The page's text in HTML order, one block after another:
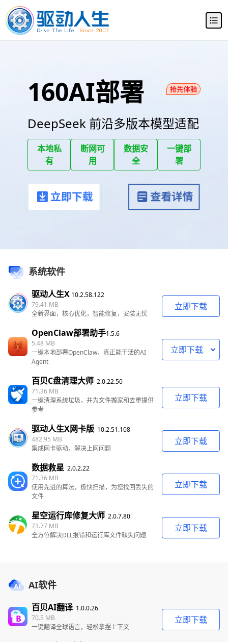
系统软件
驱动人生X 10.2.58.122
79.41 MB
全新界面，核心优化，智能修复，安装无忧
立即下载
OpenClaw部署助手1.5.6
5.48 MB
一键本地部署OpenClaw，真正能干活的AI
Agent
立即下载
百贝C盘清理大师 2.0.22.50
71.36 MB
一键清理系统垃圾，并为文件搬家和去重提供
参考
立即下载
驱动人生X网卡版 10.2.51.108
482.95 MB
集成网卡驱动，解决上网问题
立即下载
数据救星 2.0.2.22
71.36 MB
使用先进的算法，极快扫描，为您找回丢失的
文件
立即下载
星空运行库修复大师 2.0.7.80
73.77 MB
全方位解决DLL报错和运行库文件缺失问题
立即下载
AI软件
百贝AI翻译1.0.0.26
70.5 MB
一键翻译全球语言，轻松拿捏上下文
立即下载